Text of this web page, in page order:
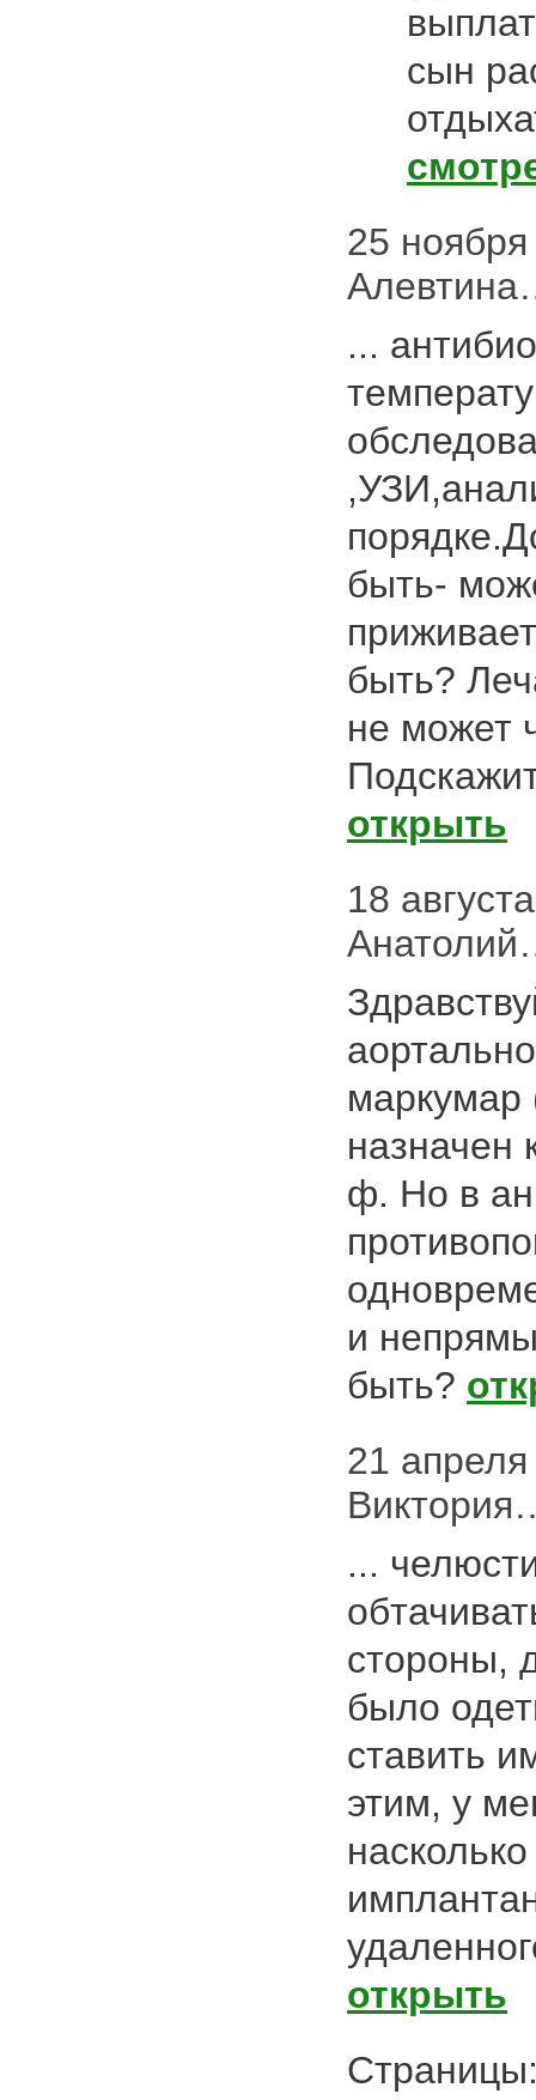
сын
25 ноября
...
быть-
быть?
не может
открыть
18
маркумар
назначен
ф. Но в
и
быть?
21 апреля
...
стороны,
было
ставить
этим, у
открыть